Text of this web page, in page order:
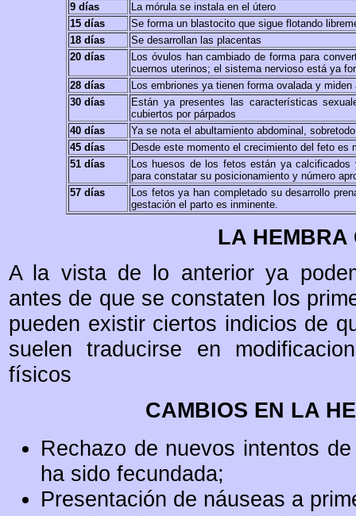
9 días
La mórula se instala en el útero
15 días
Se forma un blastocito que sigue flotando
18 días
Se desarrollan las placentas
20 días
Los óvulos han cambiado de forma para
cuernos uterinos; el sistema nervioso está ya
28 días
Los embriones ya tienen forma ovalada y miden
30 días
Están ya presentes las características
cubiertos por párpados
40 días
Ya se nota el abultamiento abdominal,
45 días
Desde este momento el crecimiento del feto es
51 días
Los huesos de los fetos están ya
para constatar su posicionamiento y número
57 días
Los fetos ya han completado su desarrollo
gestación el parto es inminente.
LA HEMBRA
A la vista de lo anterior ya
antes de que se constaten los
pueden existir ciertos indicios de
suelen traducirse en
físicos
CAMBIOS EN LA
Rechazo de nuevos intentos
ha sido fecundada;
Presentación de náuseas a